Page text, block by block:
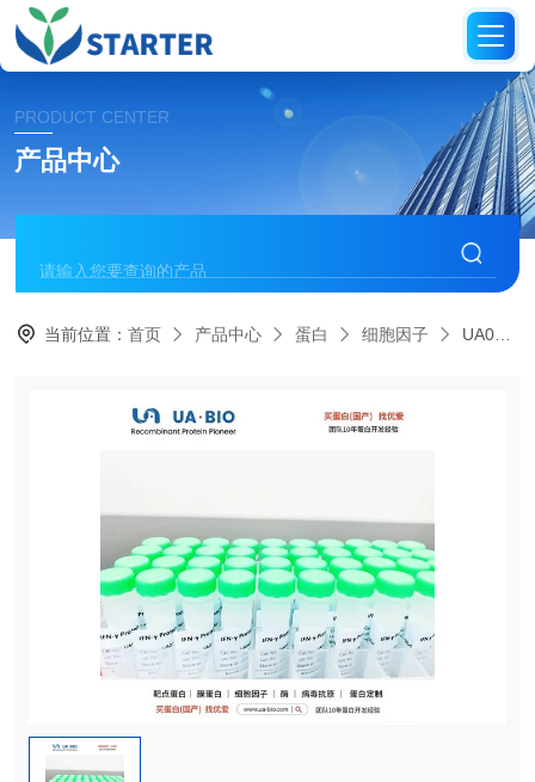
PRODUCT CENTER
产品中心
当前位置：首页 产品中心 蛋白 细胞因子 UA040054人源 组织因子 (TF) 蛋白